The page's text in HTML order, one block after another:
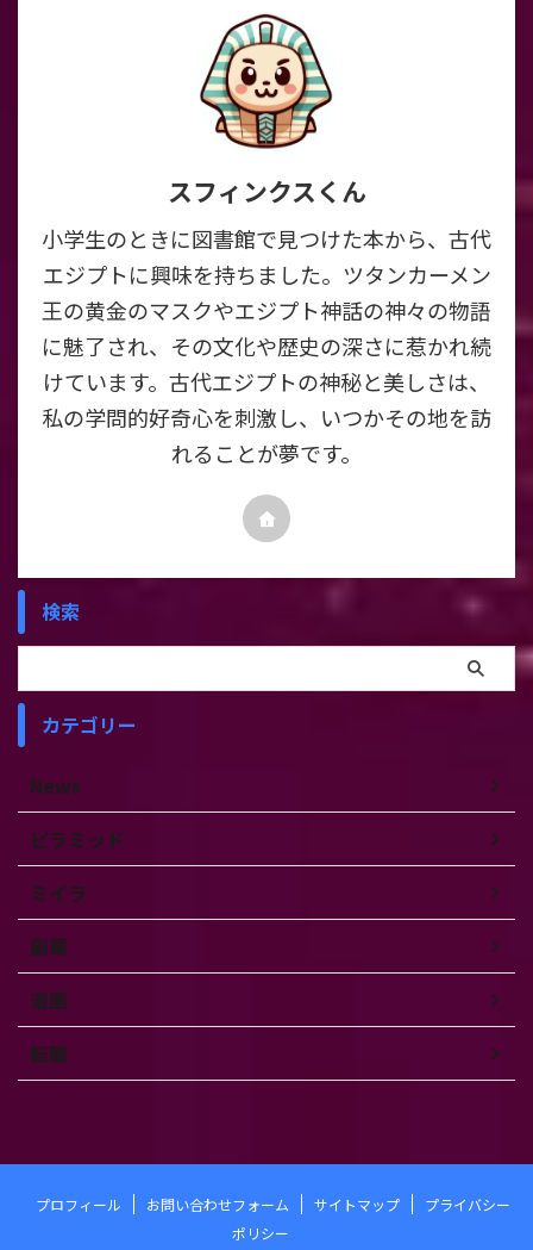
スフィンクスくん
小学生のときに図書館で見つけた本から、古代
エジプトに興味を持ちました。ツタンカーメン
王の黄金のマスクやエジプト神話の神々の物語
に魅了され、その文化や歴史の深さに惹かれ続
けています。古代エジプトの神秘と美しさは、
私の学問的好奇心を刺激し、いつかその地を訪
れることが夢です。
検索
カテゴリー
News
ピラミッド
ミイラ
副業
漫画
転職
プロフィール お問い合わせフォーム サイトマップ
プライバシー
ポリシー